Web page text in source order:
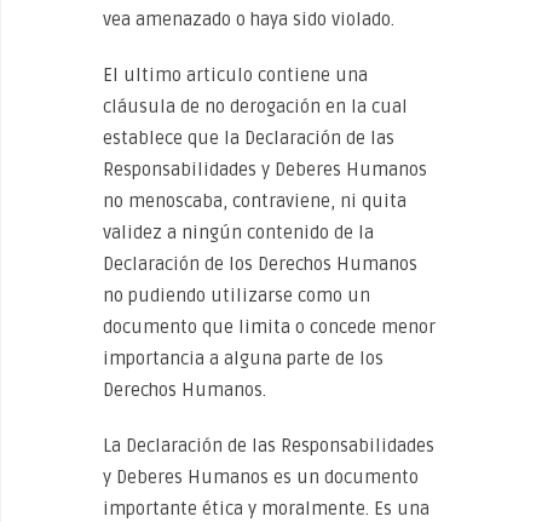
vea amenazado o haya sido violado.
El ultimo articulo contiene una
cláusula de no derogación en la cual
establece que la Declaración de las
Responsabilidades y Deberes Humanos
no menoscaba, contraviene, ni quita
validez a ningún contenido de la
Declaración de los Derechos Humanos
no pudiendo utilizarse como un
documento que limita o concede menor
importancia a alguna parte de los
Derechos Humanos.
La Declaración de las Responsabilidades
y Deberes Humanos es un documento
importante ética y moralmente. Es una